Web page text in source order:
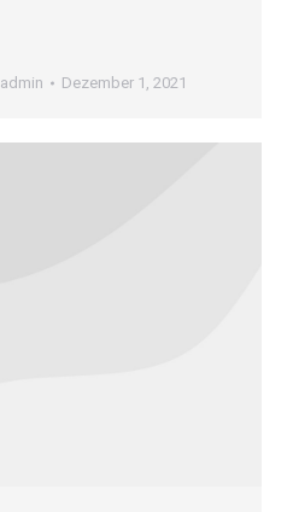
admin Dezember 1, 2021